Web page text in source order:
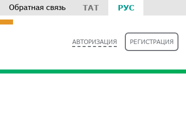
ТАТ РУС
Обратная связь
АВТОРИЗАЦИЯ РЕГИСТРАЦИЯ